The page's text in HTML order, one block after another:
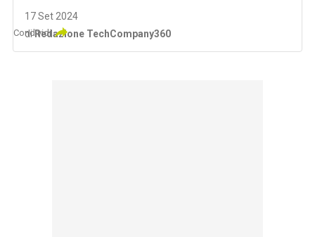
17 Set 2024
diRedazione TechCompany360
Condividi